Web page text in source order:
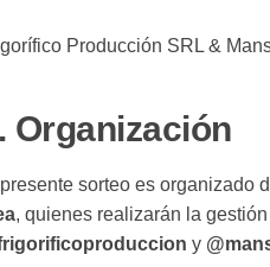
Producción SRL &
Organización
sorteo es organizado
, quienes realizarán la
y